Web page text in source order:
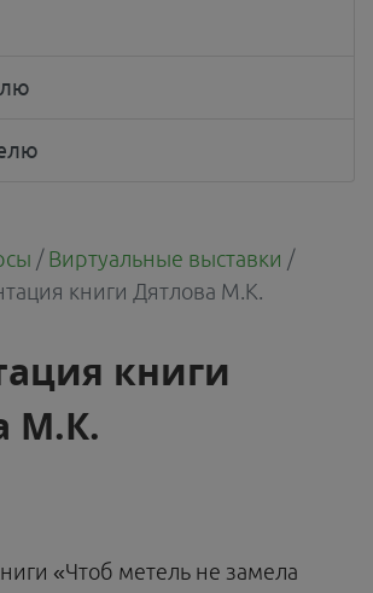
/ Виртуальные выставки /
книги Дятлова М.К.
книги
М.К.
«Чтоб метель не замела